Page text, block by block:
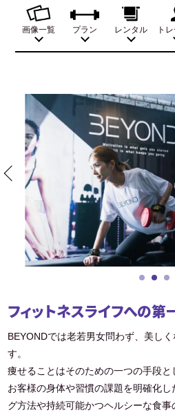
画像一覧 プラン レンタル ト
フィットネスライフへの第
BEYONDでは老若男女問わず、美し
す。
痩せることはそのための一つの手段と
お客様の身体や習慣の課題を明確化
グ方法や持続可能かつヘルシーな食